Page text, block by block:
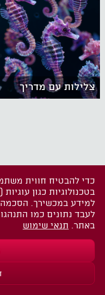
צלילות עם מדריך
כדי להבטיח חווית
למידע במכשירך.
לעבד נתונים כמו
באתר. תנאי שימוש